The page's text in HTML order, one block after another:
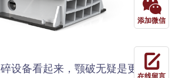
备看起来，颚破无疑是更适合
添加微信